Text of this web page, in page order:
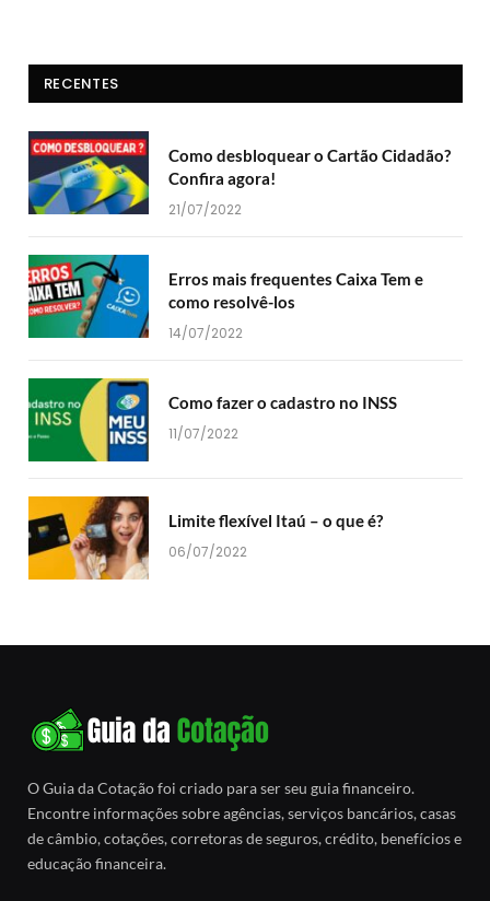
RECENTES
Como desbloquear o Cartão Cidadão?
Confira agora!
21/07/2022
Erros mais frequentes Caixa Tem e
como resolvê-los
14/07/2022
Como fazer o cadastro no INSS
11/07/2022
Limite flexível Itaú – o que é?
06/07/2022
O Guia da Cotação foi criado para ser seu guia financeiro.
Encontre informações sobre agências, serviços bancários, casas
de câmbio, cotações, corretoras de seguros, crédito, benefícios e
educação financeira.